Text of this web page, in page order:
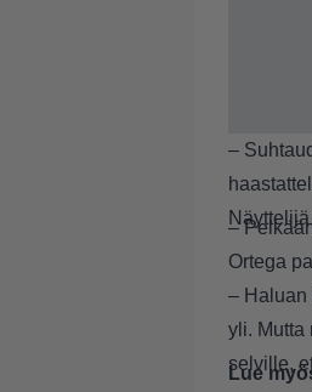
–
–
Ortega
– Haluan
yli. Mutta
selville,
Lue